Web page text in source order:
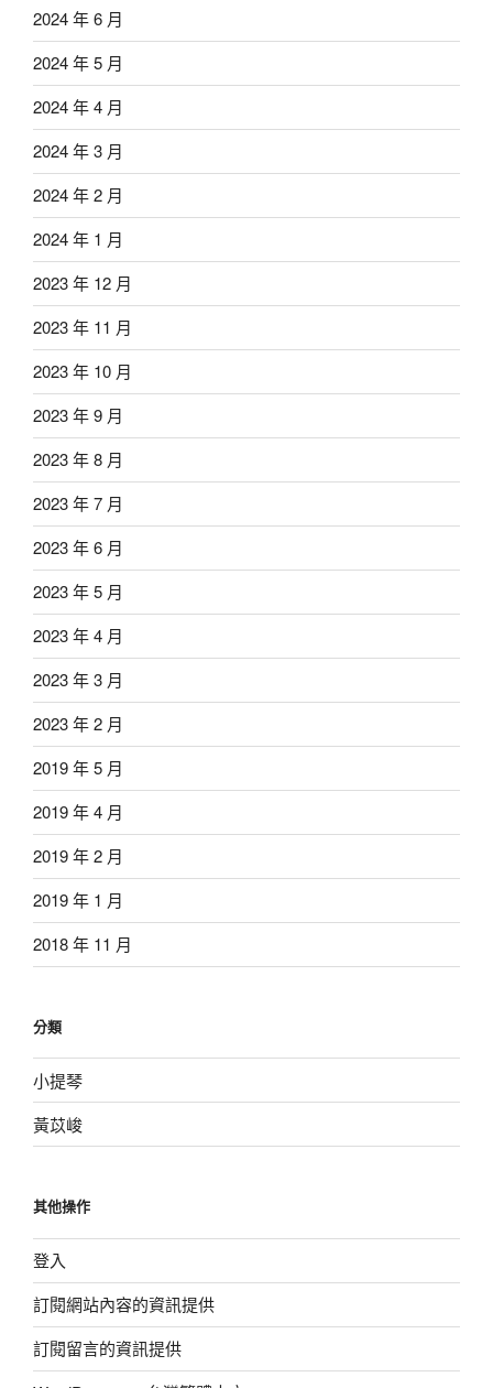
2024 年 6 月
2024 年 5 月
2024 年 4 月
2024 年 3 月
2024 年 2 月
2024 年 1 月
2023 年 12 月
2023 年 11 月
2023 年 10 月
2023 年 9 月
2023 年 8 月
2023 年 7 月
2023 年 6 月
2023 年 5 月
2023 年 4 月
2023 年 3 月
2023 年 2 月
2019 年 5 月
2019 年 4 月
2019 年 2 月
2019 年 1 月
2018 年 11 月
分類
小提琴
黃苡峻
其他操作
登入
訂閱網站內容的資訊提供
訂閱留言的資訊提供